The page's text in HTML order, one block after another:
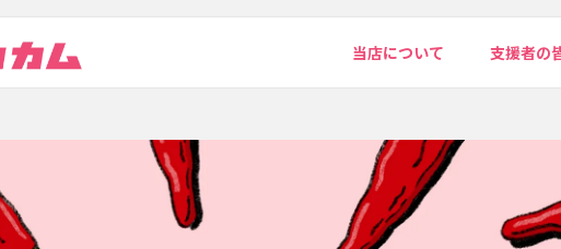
当店について 支援者の